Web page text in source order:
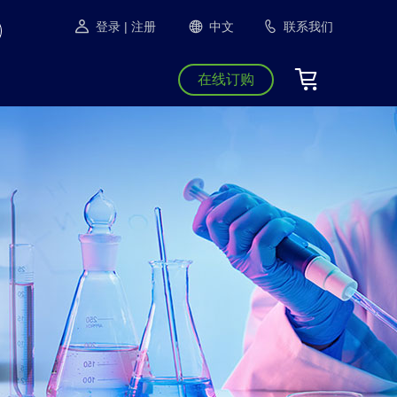
登录 | 注册 中文 联系我们
在线订购